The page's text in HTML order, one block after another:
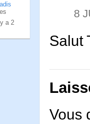
a 2
8
Salut
Vous